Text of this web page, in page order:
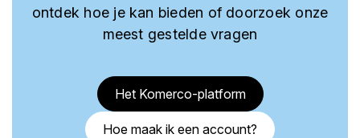
ontdek hoe je kan bieden of doorzoek onze
meest gestelde vragen
Het Komerco-platform
Hoe maak ik een account?